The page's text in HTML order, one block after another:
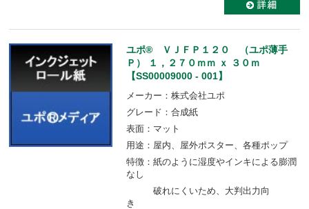
ユポ® ＶＪＦＰ１２０ （ユポ薄手
Ｐ） １，２７０ｍｍ ｘ ３０ｍ
【SS00009000 - 001】
メーカー：株式会社ユポ
グレード：合成紙
表面：マット
用途：屋内、屋外ポスター、各種ポップ
特徴：紙のように湿度やインキによる膨潤
なし
破れにくいため、大判出力向
き